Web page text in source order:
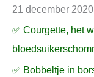
21 december 2020
✅ Courgette, het
✅ Bobbeltje in